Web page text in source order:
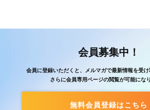
会員募集中！
会員に登録いただくと、メルマガで最新情報を受け
さらに会員専用ページの閲覧が可能にな
無料会員登録はこちら